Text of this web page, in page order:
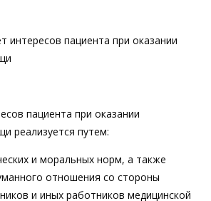
интересов пациента при оказании
пациента при оказании
реализуется путем:
и моральных норм, а также
отношения со стороны
и иных работников медицинской